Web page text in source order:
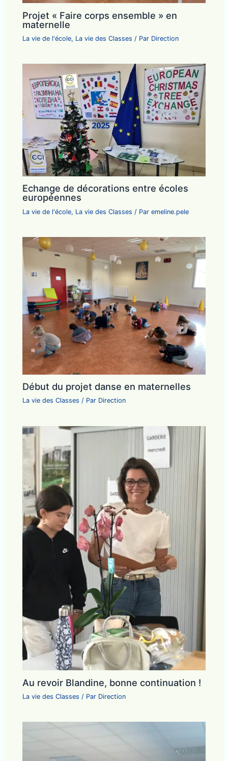
Projet « Faire corps ensemble » en
maternelle
La vie de l'école, La vie des Classes / Par Direction
Echange de décorations entre écoles
européennes
La vie de l'école, La vie des Classes / Paremeline.pele
Début du projet danse en maternelles
La vie des Classes / Par Direction
Au revoir Blandine, bonne continuation !
La vie des Classes / Par Direction